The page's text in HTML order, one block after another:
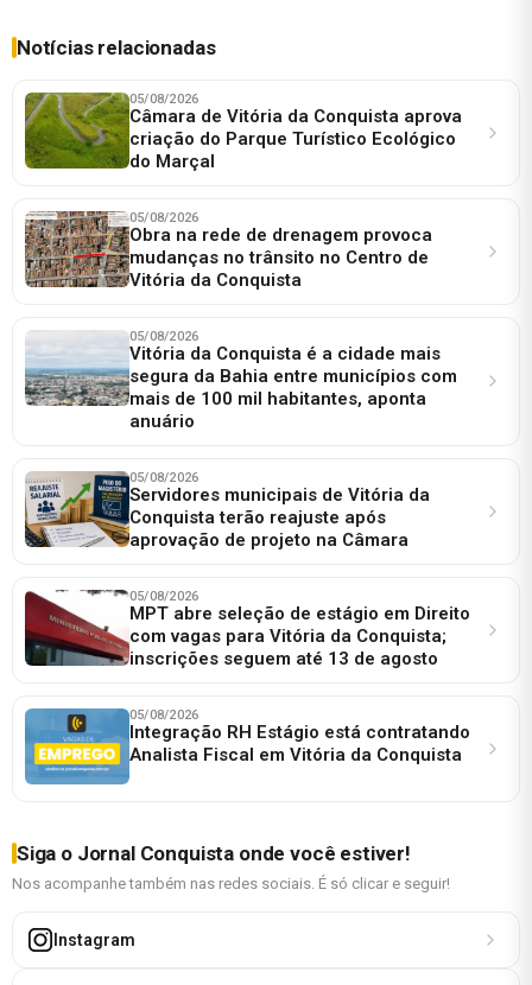
Notícias relacionadas
05/08/2026
Câmara de Vitória da Conquista aprova
criação do Parque Turístico Ecológico
do Marçal
05/08/2026
Obra na rede de drenagem provoca
mudanças no trânsito no Centro de
Vitória da Conquista
05/08/2026
Vitória da Conquista é a cidade mais
segura da Bahia entre municípios com
mais de 100 mil habitantes, aponta
anuário
05/08/2026
Servidores municipais de Vitória da
Conquista terão reajuste após
aprovação de projeto na Câmara
05/08/2026
MPT abre seleção de estágio em Direito
com vagas para Vitória da Conquista;
inscrições seguem até 13 de agosto
05/08/2026
Integração RH Estágio está contratando
Analista Fiscal em Vitória da Conquista
Siga o Jornal Conquista onde você estiver!
Nos acompanhe também nas redes sociais. É só clicar e seguir!
Instagram